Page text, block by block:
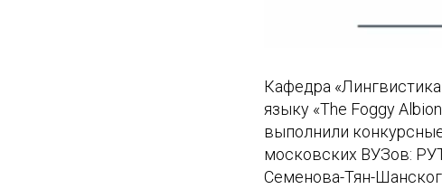
Кафедра
языку «The Foggy
выполнили
московских ВУЗов:
Семенова-Тян-